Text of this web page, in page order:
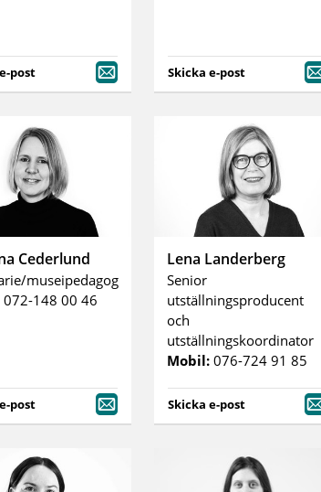
post Skicka e-post
Cederlund
museipedagog
072-148 00 46
post
Lena Landerberg
Senior
utställningsproducent
och
utställningskoordinator
Mobil: 076-724 91 85
Skicka e-post